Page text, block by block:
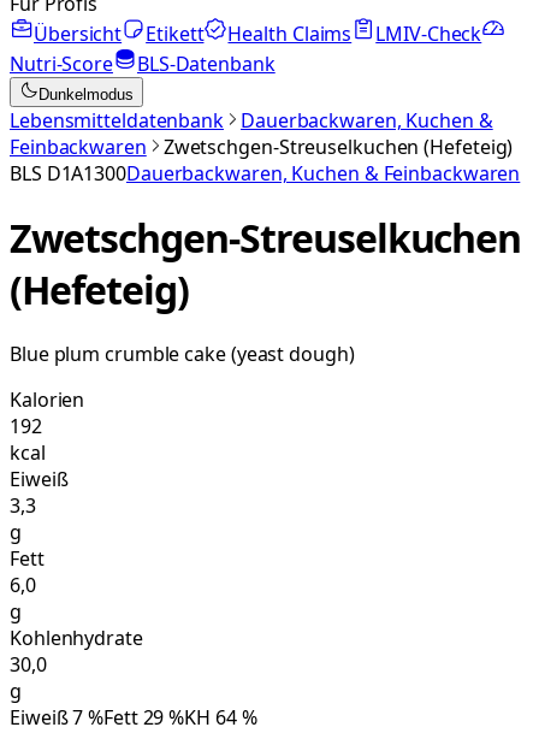
Übersicht
Etikett Health Claims
LMIV-Check
Nutri-Score
BLS-Datenbank
Dunkelmodus
Lebensmitteldatenbank
Dauerbackwaren, Kuchen &
Feinbackwaren
Zwetschgen-Streuselkuchen (Hefeteig)
BLS D1A1300Dauerbackwaren, Kuchen & Feinbackwaren
Zwetschgen-Streuselkuchen
(Hefeteig)
Blue plum crumble cake (yeast dough)
Kalorien
192
kcal
Eiweiß
3,3
g
Fett
6,0
g
Kohlenhydrate
30,0
g
Eiweiß7%Fett29%KH 64%